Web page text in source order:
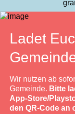
Ladet
Wir nutzen ab
Gemeinde. Bitte
App-Store/
den QR-Code an